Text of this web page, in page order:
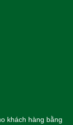
khách hàng bằng